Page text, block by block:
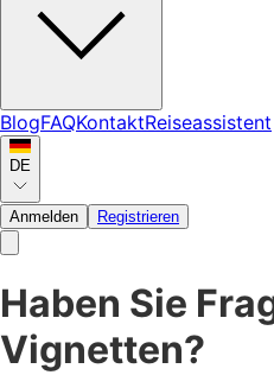
BlogFAQKontaktReiseassistent
DE
Anmelden Registrieren
Haben Sie
Vignetten?